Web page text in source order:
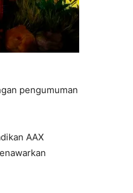
pengumuman
AAX